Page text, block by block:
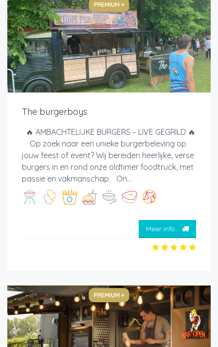
PREMIUM +
The burgerboys
🔥 AMBACHTELIJKE BURGERS – LIVE GEGRILD 🔥
Op zoek naar een unieke burgerbeleving op
jouw feest of event? Wij bereiden heerlijke, verse
burgers in en rond onze oldtimer foodtruck, met
passie en vakmanschap. On...
Meer info
PREMIUM +